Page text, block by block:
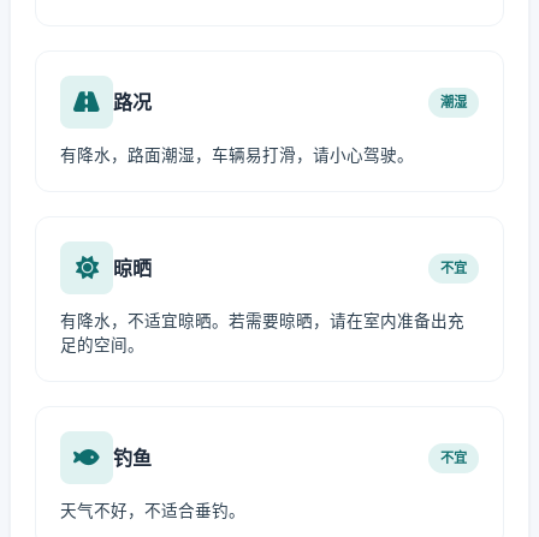
路况 潮湿
有降水，路面潮湿，车辆易打滑，请小心驾驶。
晾晒 不宜
有降水，不适宜晾晒。若需要晾晒，请在室内准备出充
足的空间。
钓鱼 不宜
天气不好，不适合垂钓。